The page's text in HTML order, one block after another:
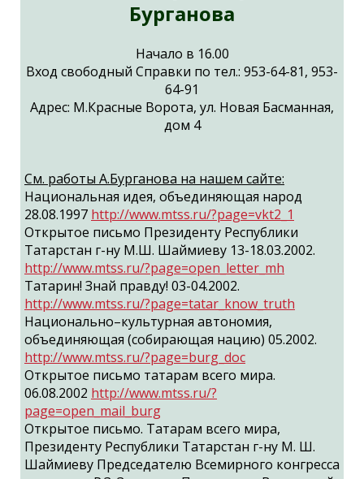
Бурганова
Начало в 16.00
Вход свободный Справки по тел.: 953-64-81, 953-
64-91
Адрес: М.Красные Ворота, ул. Новая Басманная,
дом 4
См. работы А.Бурганова на нашем сайте:
Национальная идея, объединяющая народ
28.08.1997 http://www.mtss.ru/?page=vkt2_1
Открытое письмо Президенту Республики
Татарстан г-ну М.Ш. Шаймиеву 13-18.03.2002.
http://www.mtss.ru/?page=open_letter_mh
Татарин! Знай правду! 03-04.2002.
http://www.mtss.ru/?page=tatar_know_truth
Национально–культурная автономия,
объединяющая (собирающая нацию) 05.2002.
http://www.mtss.ru/?page=burg_doc
Открытое письмо татарам всего мира.
06.08.2002 http://www.mtss.ru/?
page=open_mail_burg
Открытое письмо. Татарам всего мира,
Президенту Республики Татарстан г-ну М. Ш.
Шаймиеву Председателю Всемирного конгресса